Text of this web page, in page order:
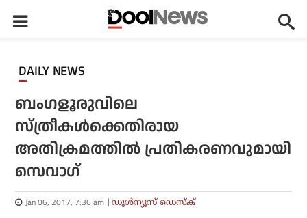
DAILY NEWS
ബംഗളൂരുവിലെ
സ്ത്രീകള്‍ക്കെതിരായ
അതിക്രമത്തില്‍ പ്രതികരണവുമായി
സെവാഗ്
Jan 06, 2017, 7:36 am ഡൂള്‍ന്യൂസ് ഡെസ്‌ക്